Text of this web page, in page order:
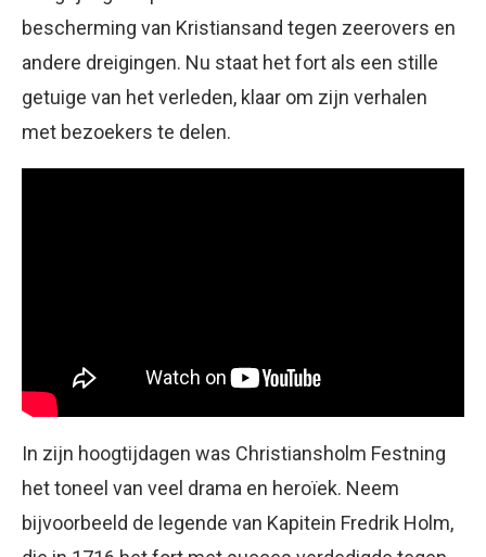
bescherming van Kristiansand tegen zeerovers en
andere dreigingen. Nu staat het fort als een stille
getuige van het verleden, klaar om zijn verhalen
met bezoekers te delen.
In zijn hoogtijdagen was Christiansholm Festning
het toneel van veel drama en heroïek. Neem
bijvoorbeeld de legende van Kapitein Fredrik Holm,